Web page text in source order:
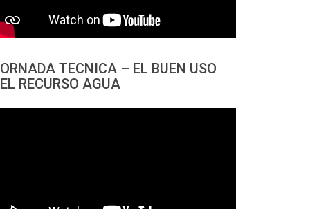
TECNICA – EL BUEN USO
RECURSO AGUA